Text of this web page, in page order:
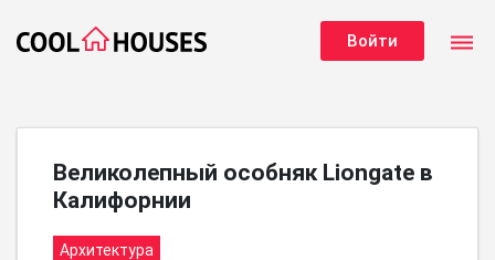
Войти dehaze
Великолепный особняк Liongate в
Калифорнии
Архитектура